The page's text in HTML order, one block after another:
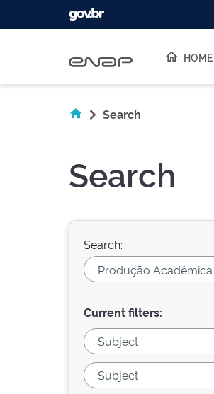
HOME
Search
Search
Search:
Current filters: